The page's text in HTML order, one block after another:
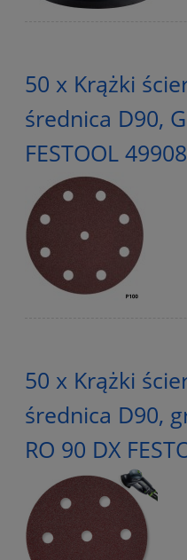
50 x Krążki
średnica D90,
FESTOOL
50 x Krążki
średnica D90,
RO 90 DX